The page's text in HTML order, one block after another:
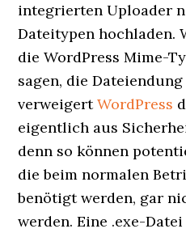
integrierten Uploader
Dateitypen hochladen.
die WordPress Mime-
sagen, die
verweigertWordPress
eigentlich aus
denn so können
die beim normalen
benötigt werden, gar
werden. Eine .exe-